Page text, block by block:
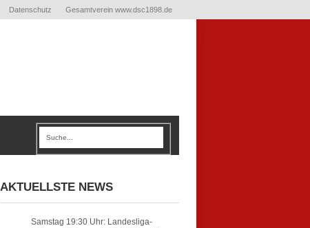
Datenschutz Gesamtverein www.dsc1898.de
AKTUELLSTE NEWS
Samstag 19:30 Uhr: Landesliga-